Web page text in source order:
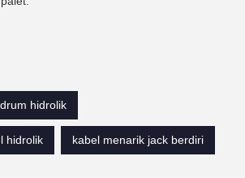
hidrolik
hidrolik kabel menarik jack berdiri